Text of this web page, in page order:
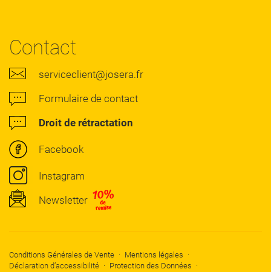
Contact
serviceclient@josera.fr
Formulaire de contact
Droit de rétractation
Facebook
Instagram
Newsletter
Conditions Générales de Vente
Mentions légales
Déclaration d’accessibilité
Protection des Données